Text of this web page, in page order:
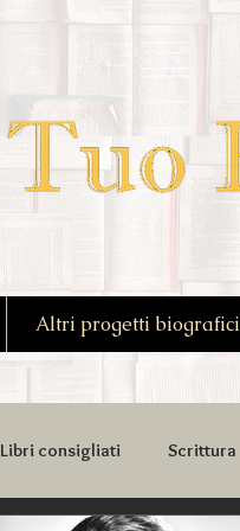
Altri progetti biografici
Libri consigliati Scrittura